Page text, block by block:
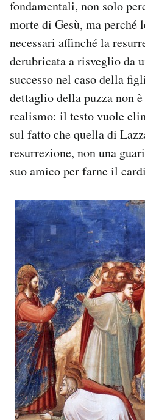
fondamentali, non solo
morte di Gesù, ma perché
necessari affinché la
derubricata a risveglio da
successo nel caso della
dettaglio della puzza non
realismo: il testo vuole
sul fatto che quella di
resurrezione, non una
suo amico per farne il